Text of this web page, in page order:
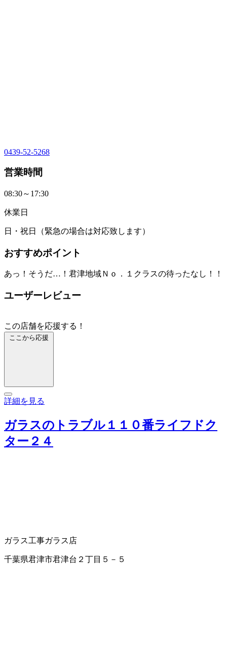
0439-52-5268
営業時間
08:30～17:30
休業日
日・祝日（緊急の場合は対応致します）
おすすめポイント
あっ！そうだ…！君津地域Ｎｏ．１クラスの待ったなし！！
ユーザーレビュー
この店舗を応援する！
ここから応援
詳細を見る
ガラスのトラブル１１０番ライフドク
ター２４
ガラス工事ガラス店
千葉県君津市君津台２丁目５－５